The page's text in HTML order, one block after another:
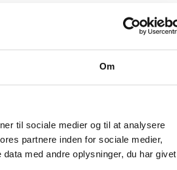
Om
til sociale medier og til at analysere
partnere inden for sociale medier,
med andre oplysninger, du har givet